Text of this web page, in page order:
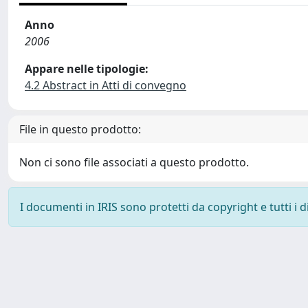
Anno
2006
Appare nelle tipologie:
4.2 Abstract in Atti di convegno
File in questo prodotto:
Non ci sono file associati a questo prodotto.
I documenti in IRIS sono protetti da copyright e tutti i